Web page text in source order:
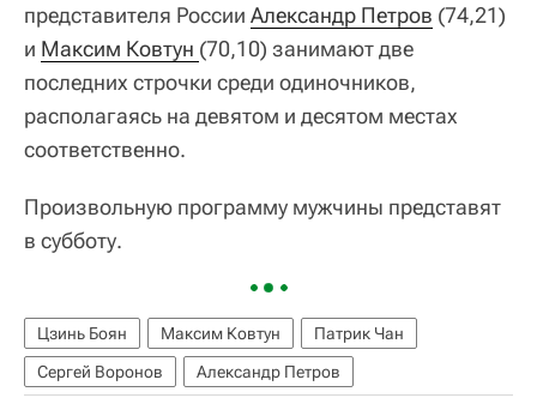
представителя России Александр Петров (74,21)
и Максим Ковтун (70,10) занимают две
последних строчки среди одиночников,
располагаясь на девятом и десятом местах
соответственно.
Произвольную программу мужчины представят
в субботу.
Цзинь Боян Максим Ковтун
Патрик Чан
Сергей Воронов
Александр Петров